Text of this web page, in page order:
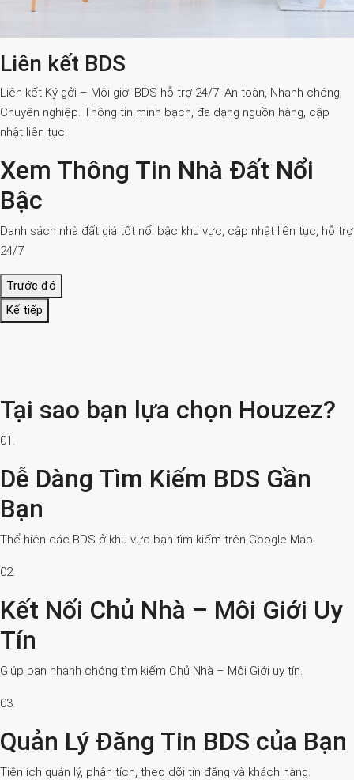
Liên kết BDS
Liên kết Ký gởi – Môi giới BDS hỗ trợ 24/7. An toàn, Nhanh chóng,
Chuyên nghiệp. Thông tin minh bạch, đa dạng nguồn hàng, cập
nhật liên tục.
Xem Thông Tin Nhà Đất Nổi
Bậc
Danh sách nhà đất giá tốt nổi bậc khu vực, cập nhật liên tục, hỗ trợ
24/7
Trước đó
Kế tiếp
Tại sao bạn lựa chọn Houzez?
01.
Dễ Dàng Tìm Kiếm BDS Gần
Bạn
Thể hiện các BDS ở khu vực bạn tìm kiếm trên Google Map.
02.
Kết Nối Chủ Nhà – Môi Giới Uy
Tín
Giúp bạn nhanh chóng tìm kiếm Chủ Nhà – Môi Giới uy tín.
03.
Quản Lý Đăng Tin BDS của Bạn
Tiện ích quản lý, phân tích, theo dõi tin đăng và khách hàng.